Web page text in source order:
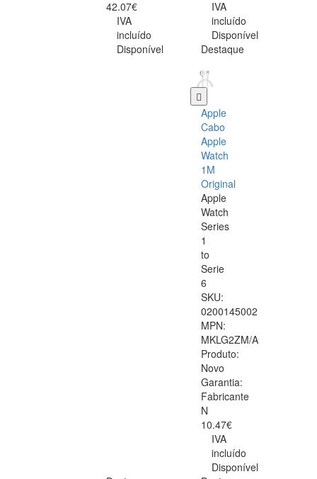
42.07€
IVA
incluído
Disponível
IVA
incluído
Disponível
Destaque
Apple
Cabo
Apple
Watch
1M
Original
Apple
Watch
Series
1
to
Serie
6
SKU:
0200145002
MPN:
MKLG2ZM/A
Produto:
Novo
Garantia:
Fabricante
N
10.47€
IVA
incluído
Disponível